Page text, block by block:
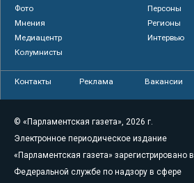
Фото
Персоны
Мнения
Регионы
Медиацентр
Интервью
Колумнисты
Контакты Реклама Вакансии
© «Парламентская газета», 2026 г.
Электронное периодическое издание
«Парламентская газета» зарегистрировано в
Федеральной службе по надзору в сфере